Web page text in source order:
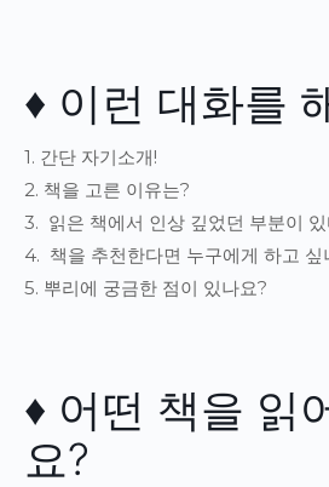
♦ 이런 대화를
1. 간단 자기소개!
2. 책을 고른 이유는?
3. 읽은 책에서 인상 깊었던 부분이
4. 책을 추천한다면 누구에게 하고 싶
5. 뿌리에 궁금한 점이 있나요?
♦ 어떤 책을 읽
요?